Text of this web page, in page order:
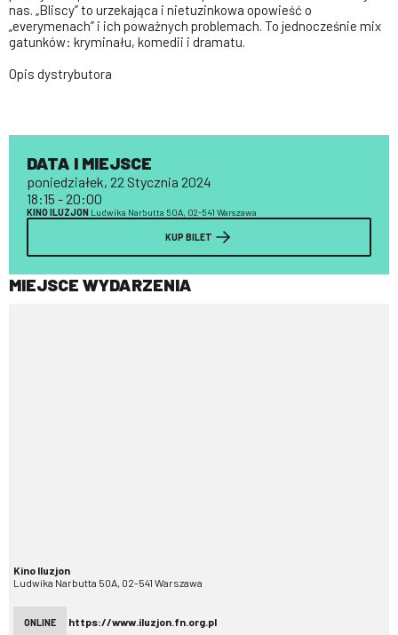
nas. „Bliscy” to urzekająca i nietuzinkowa opowieść o
„everymenach” i ich poważnych problemach. To jednocześnie mix
gatunków: kryminału, komedii i dramatu.
Opis dystrybutora
DATA I MIEJSCE
poniedziałek, 22 Stycznia 2024
18:15 - 20:00
KINO ILUZJON Ludwika Narbutta 50A, 02-541 Warszawa
KUP BILET
MIEJSCE WYDARZENIA
Kino Iluzjon
Ludwika Narbutta 50A, 02-541 Warszawa
ONLINE https://www.iluzjon.fn.org.pl